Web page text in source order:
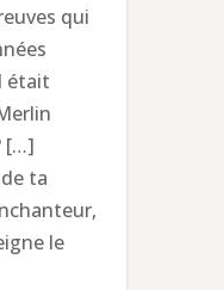
qui
était
[…]
ta
le